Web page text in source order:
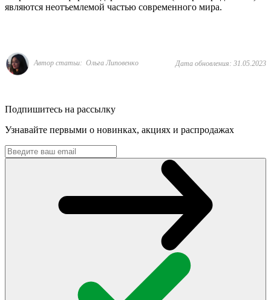
являются неотъемлемой частью современного мира.
Автор статьи: Ольга Липовенко Дата обновления: 31.05.2023
Подпишитесь на рассылку
Узнавайте первыми о новинках, акциях и распродажах